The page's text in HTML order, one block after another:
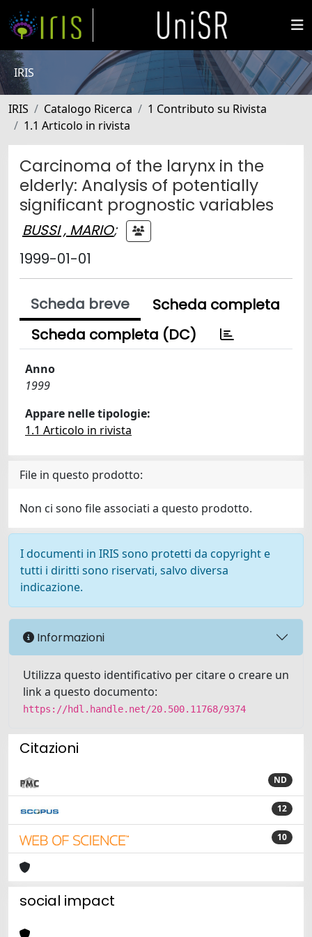
IRIS
IRIS Catalogo Ricerca
1 Contributo su Rivista
1.1 Articolo in rivista
Carcinoma of the larynx in the
elderly: Analysis of potentially
significant prognostic variables
BUSSI , MARIO;
1999-01-01
Scheda breve
Scheda completa
Scheda completa (DC)
Anno
1999
Appare nelle tipologie:
1.1 Articolo in rivista
File in questo prodotto:
Non ci sono file associati a questo prodotto.
I documenti in IRIS sono protetti da copyright e
tutti i diritti sono riservati, salvo diversa
indicazione.
Informazioni
Utilizza questo identificativo per citare o creare un
link a questo documento:
https://hdl.handle.net/20.500.11768/9374
Citazioni
ND
12
10
social impact